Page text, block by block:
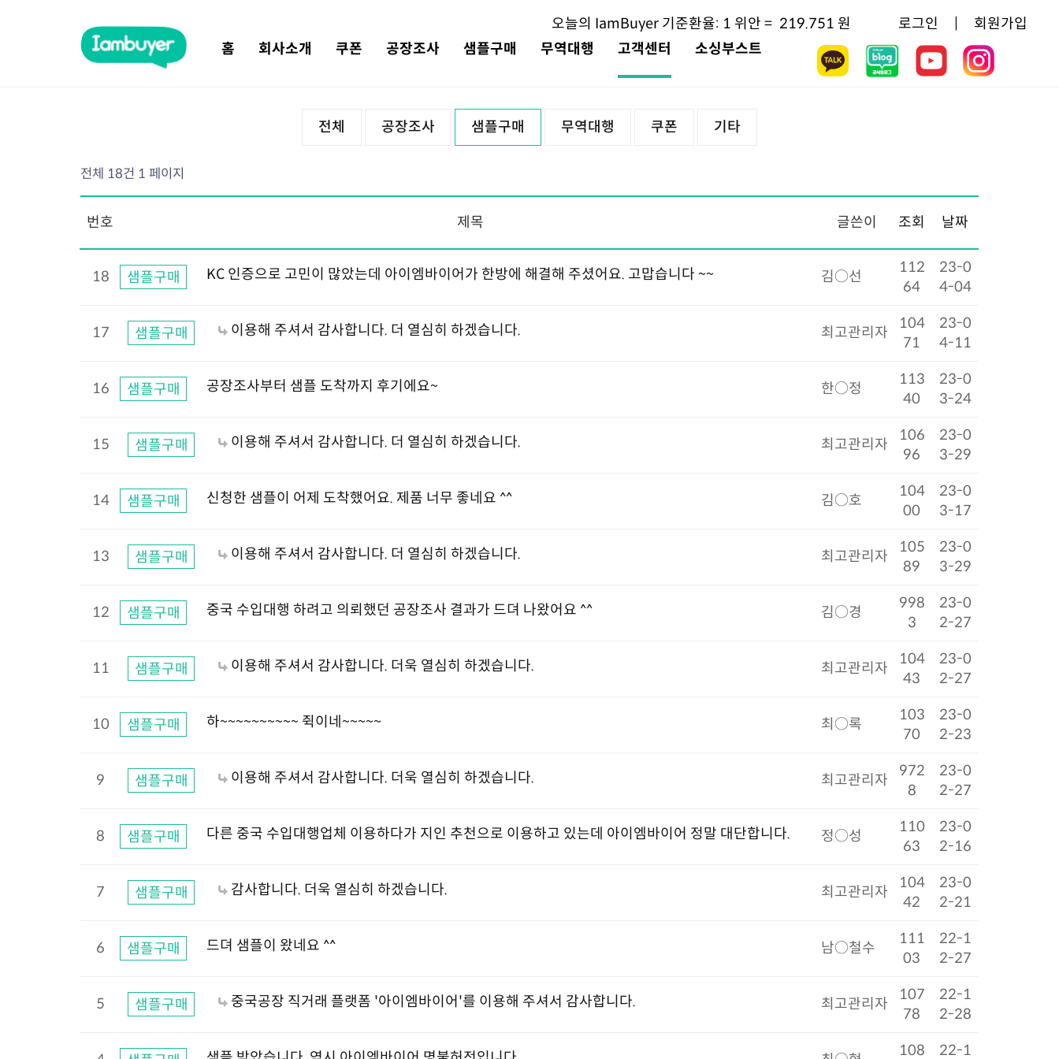
오늘의 IamBuyer 기준환율: 1 위안 = 219.751 원 로그인
회원가입
홈
회사소개 쿠폰 공장조사 샘플구매 무역대행 고객센터 소싱부스트
전체 공장조사 샘플구매 무역대행 쿠폰 기타
전체 18건 1 페이지
번호 제목 글쓴이 조회 날짜
18 샘플구매 KC 인증으로 고민이 많았는데 아이엠바이어가 한방에 해결해 주셨어요. 고맙습니다 ~~ 김○선
112
64
23-0
4-04
17 샘플구매 이용해 주셔서 감사합니다. 더 열심히 하겠습니다. 최고관리자
104
71
23-0
4-11
16 샘플구매 공장조사부터 샘플 도착까지 후기에요~ 한○정
113
40
23-0
3-24
15 샘플구매 이용해 주셔서 감사합니다. 더 열심히 하겠습니다. 최고관리자
106
96
23-0
3-29
14 샘플구매 신청한 샘플이 어제 도착했어요. 제품 너무 좋네요 ^^ 김○호
104
00
23-0
3-17
13 샘플구매 이용해 주셔서 감사합니다. 더 열심히 하겠습니다. 최고관리자
105
89
23-0
3-29
12 샘플구매 중국 수입대행 하려고 의뢰했던 공장조사 결과가 드뎌 나왔어요 ^^ 김○경
998
3
23-0
2-27
11 샘플구매 이용해 주셔서 감사합니다. 더욱 열심히 하겠습니다. 최고관리자
104
43
23-0
2-27
10 샘플구매 하~~~~~~~~~~ 쥑이네~~~~~ 최○록
103
70
23-0
2-23
9 샘플구매 이용해 주셔서 감사합니다. 더욱 열심히 하겠습니다. 최고관리자
972
8
23-0
2-27
8 샘플구매 다른 중국 수입대행업체 이용하다가 지인 추천으로 이용하고 있는데 아이엠바이어 정말 대단합니다. 정○성
110
63
23-0
2-16
7 샘플구매 감사합니다. 더욱 열심히 하겠습니다. 최고관리자
104
42
23-0
2-21
6 샘플구매 드뎌 샘플이 왔네요 ^^ 남○철수
111
03
22-1
2-27
5 샘플구매 중국공장 직거래 플랫폼 '아이엠바이어'를 이용해 주셔서 감사합니다. 최고관리자
107
78
22-1
2-28
108
22-1